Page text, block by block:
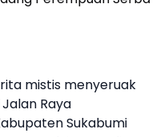
mistis menyeruak
Raya
Sukabumi